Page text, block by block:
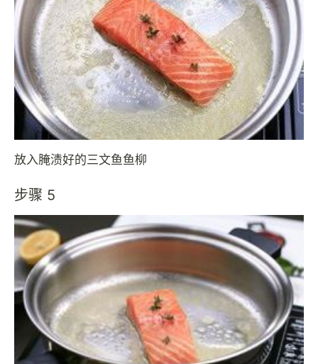
放入腌渍好的三文鱼鱼柳
步骤 5